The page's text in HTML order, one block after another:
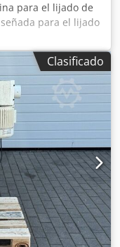
para el lijado de
para el lijado
Su
permiten obtener
de desbaste.
fabricación de
base original
de lijado: 180
90° - Potencia del
Clasificado